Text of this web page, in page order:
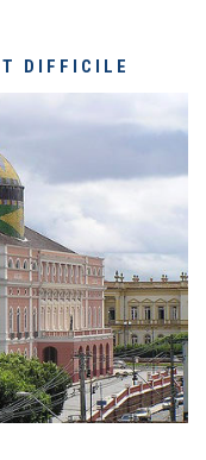
DIFFICILE